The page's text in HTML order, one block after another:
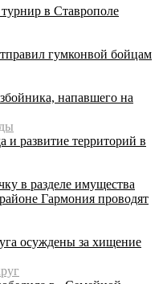
в Ставрополе
гумконвой бойцам
напавшего на
и развитие территорий в
в разделе имущества
Гармония проводят
осуждены за хищение